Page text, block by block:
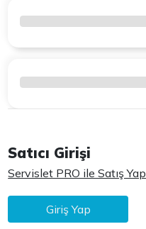
Satıcı Girişi
Servislet PRO ile Satış Yap
Giriş Yap